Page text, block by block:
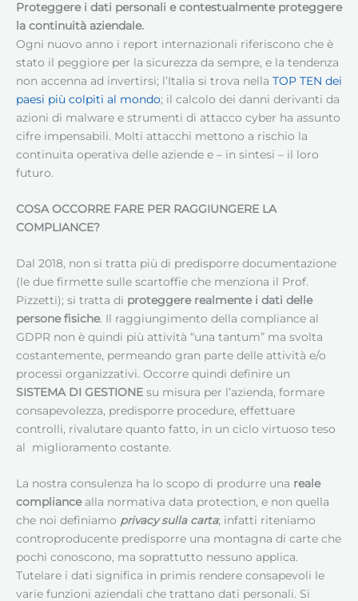
Proteggere i dati personali e contestualmente proteggere
la continuità aziendale.
Ogni nuovo anno i report internazionali riferiscono che è
stato il peggiore per la sicurezza da sempre, e la tendenza
non accenna ad invertirsi; l’Italia si trova nella TOP TEN dei
paesi più colpiti al mondo; il calcolo dei danni derivanti da
azioni di malware e strumenti di attacco cyber ha assunto
cifre impensabili. Molti attacchi mettono a rischio la
continuita operativa delle aziende e – in sintesi – il loro
futuro.
COSA OCCORRE FARE PER RAGGIUNGERE LA
COMPLIANCE?
Dal 2018, non si tratta più di predisporre documentazione
(le due firmette sulle scartoffie che menziona il Prof.
Pizzetti); si tratta di proteggere realmente i dati delle
persone fisiche. Il raggiungimento della compliance al
GDPR non è quindi più attività “una tantum” ma svolta
costantemente, permeando gran parte delle attività e/o
processi organizzativi. Occorre quindi definire un
SISTEMA DI GESTIONE su misura per l’azienda, formare
consapevolezza, predisporre procedure, effettuare
controlli, rivalutare quanto fatto, in un ciclo virtuoso teso
al miglioramento costante.
La nostra consulenza ha lo scopo di produrre una reale
compliancealla normativa data protection, e non quella
che noi definiamo privacy sulla carta; infatti riteniamo
controproducente predisporre una montagna di carte che
pochi conoscono, ma soprattutto nessuno applica.
Tutelare i dati significa in primis rendere consapevoli le
varie funzioni aziendali che trattano dati personali. Si